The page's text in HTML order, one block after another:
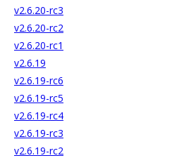
v2.6.20-rc3
v2.6.20-rc2
v2.6.20-rc1
v2.6.19
v2.6.19-rc6
v2.6.19-rc5
v2.6.19-rc4
v2.6.19-rc3
v2.6.19-rc2